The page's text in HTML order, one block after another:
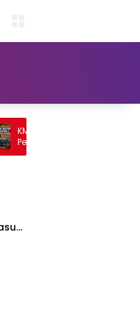
Mutiara Sentosa 2 Terbakar,
Nekat Melompat ke Laut